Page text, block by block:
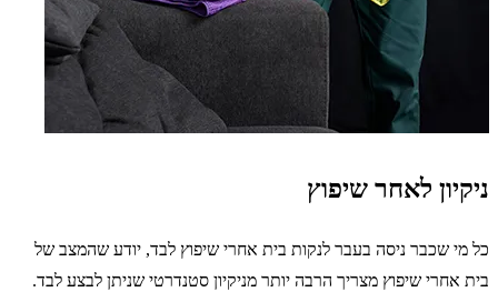
ניקיון לאחר שיפוץ
כל מי שכבר ניסה בעבר לנקות בית אחרי שיפוץ לבד, יודע שהמצב של
בית אחרי שיפוץ מצריך הרבה יותר מניקיון סטנדרטי שניתן לבצע לבד.